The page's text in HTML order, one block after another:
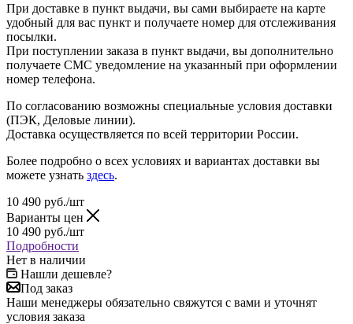
При доставке в пункт выдачи, вы сами выбираете на карте
удобный для вас пункт и получаете номер для отслеживания
посылки.
При поступлении заказа в пункт выдачи, вы дополнительно
получаете СМС уведомление на указанный при оформлении
номер телефона.
По согласованию возможны специальные условия доставки
(ПЭК, Деловые линии).
Доставка осуществляется по всей территории России.
Более подробно о всех условиях и вариантах доставки вы
можете узнать здесь.
10 490 руб./шт
Варианты цен
10 490 руб./шт
Подробности
Нет в наличии
Нашли дешевле?
Под заказ
Наши менеджеры обязательно свяжутся с вами и уточнят
условия заказа